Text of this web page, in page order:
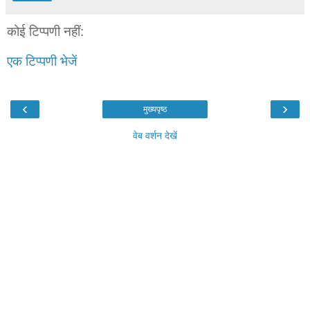
कोई टिप्पणी नहीं:
एक टिप्पणी भेजें
‹ ›
मुख्यपृष्ठ
वेब वर्शन देखें